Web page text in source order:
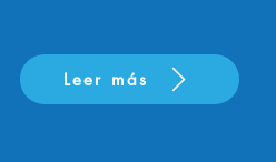
Leer más